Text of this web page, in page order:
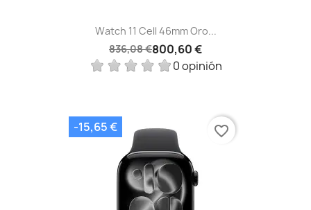
Watch 11 Cell 46mm Oro...
836,08 €800,60 €
0 opinión
-15,65 € favorite_border